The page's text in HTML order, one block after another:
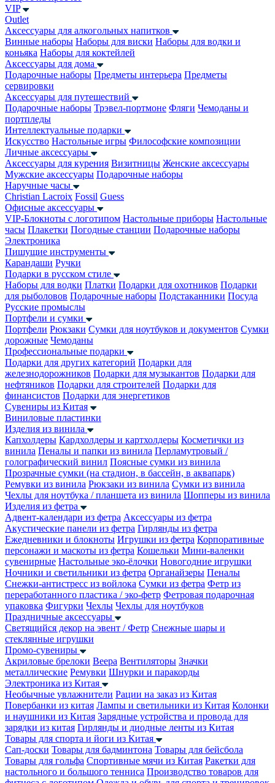
VIP
Outlet
Аксессуары для алкогольных напитков
Винные наборы Наборы для виски Наборы для водки и
коньяка Наборы для коктейлей
Аксессуары для дома
Подарочные наборы Предметы интерьера Предметы
сервировки
Аксессуары для путешествий
Подарочные наборы Трэвел-портмоне Фляги Чемоданы и
портпледы
Интеллектуальные подарки
Искусство Настольные игры Философские композиции
Личные аксессуары
Аксессуары для курения Визитницы Женские аксессуары
Мужские аксессуары Подарочные наборы
Наручные часы
Christian Lacroix Fossil Guess
Офисные аксессуары
VIP-Блокноты с логотипом Настольные приборы Настольные
часы Плакетки Погодные станции Подарочные наборы
Электроника
Пишущие инструменты
Карандаши Ручки
Подарки в русском стиле
Наборы для водки Платки Подарки для охотников Подарки
для рыболовов Подарочные наборы Подстаканники Посуда
Русские промыслы
Портфели и сумки
Портфели Рюкзаки Сумки для ноутбуков и документов Сумки
дорожные Чемоданы
Профессиональные подарки
Подарки для других категорий Подарки для
железнодорожников Подарки для музыкантов Подарки для
нефтяников Подарки для строителей Подарки для
финансистов Подарки для энергетиков
Сувениры из Китая
Виниловые пластинки
Изделия из винила
Капхолдеры Кардхолдеры и картхолдеры Косметички из
винила Пеналы и папки из винила Перламутровый /
голографический винил Поясные сумки из винила
Прозрачные сумки (на стадион, в бассейн, в аквапарк)
Ремувки из винила Рюкзаки из винила Сумки из винила
Чехлы для ноутбука / планшета из винила Шопперы из винила
Изделия из фетра
Адвент-календари из фетра Аксессуары из фетра
Акустические панели из фетра Гирлянды из фетра
Ежедневники и блокноты Игрушки из фетра Корпоративные
персонажи и маскоты из фетра Кошельки Мини-валенки
сувенирные Настольные эко-ёлочки Новогодние игрушки
Ночники и светильники из фетра Органайзеры Пеналы
Снежки-антистресс из войлока Сумки из фетра Фетр из
переработанного пластика / эко-фетр Фетровая подарочная
упаковка Фигурки Чехлы Чехлы для ноутбуков
Праздничные аксессуары
Светящийся декор на эвент / Фетр Снежные шары и
стеклянные игрушки
Промо-сувениры
Акриловые брелоки Веера Вентиляторы Значки
металлические Ремувки Шнурки и паракорды
Электроника из Китая
Необычные увлажнители Рации на заказ из Китая
Повербанки из китая Лампы и светильники из Китая Колонки
и наушники из Китая Зарядные устройства и провода для
зарядки из китая Гирлянды и диодные ленты из Китая
Товары для спорта и йоги из Китая
Сап-доски Товары для бадминтона Товары для бейсбола
Товары для гольфа Спортивные мячи из Китая Ракетки для
настольного и большого тенниса Производство товаров для